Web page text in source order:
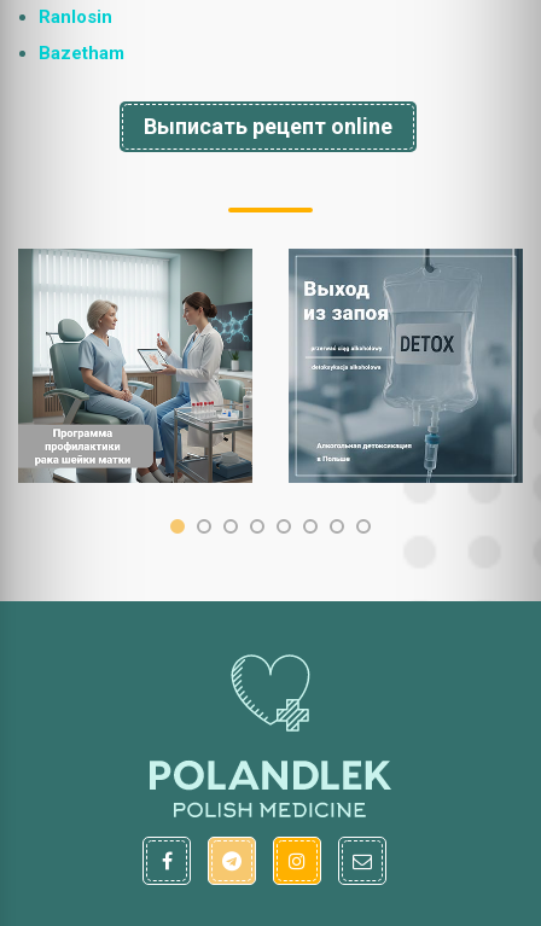
Ranlosin
Bazetham
Выписать рецепт online